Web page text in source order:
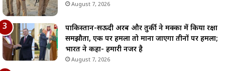
August 7, 2026
पाकिस्तान-सऊदी अरब और तुर्की ने मक्का में किया रक्षा
समझौता, एक पर हमला तो माना जाएगा तीनों पर हमला;
भारत ने कहा- हमारी नजर है
August 7, 2026